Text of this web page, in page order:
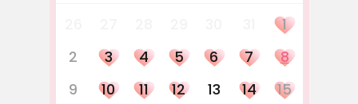
1
2
3 4 5 6 7
8
9
10 11 12 13 14
15